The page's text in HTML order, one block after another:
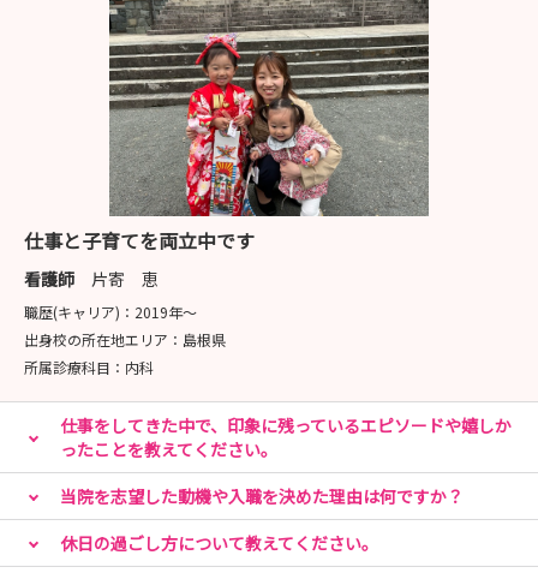
仕事と子育てを両立中です
看護師 片寄 恵
職歴(キャリア)： 2019年〜
出身校の所在地エリア： 島根県
所属診療科目： 内科
仕事をしてきた中で、印象に残っているエピソードや嬉しか
ったことを教えてください。
当院を志望した動機や入職を決めた理由は何ですか？
休日の過ごし方について教えてください。